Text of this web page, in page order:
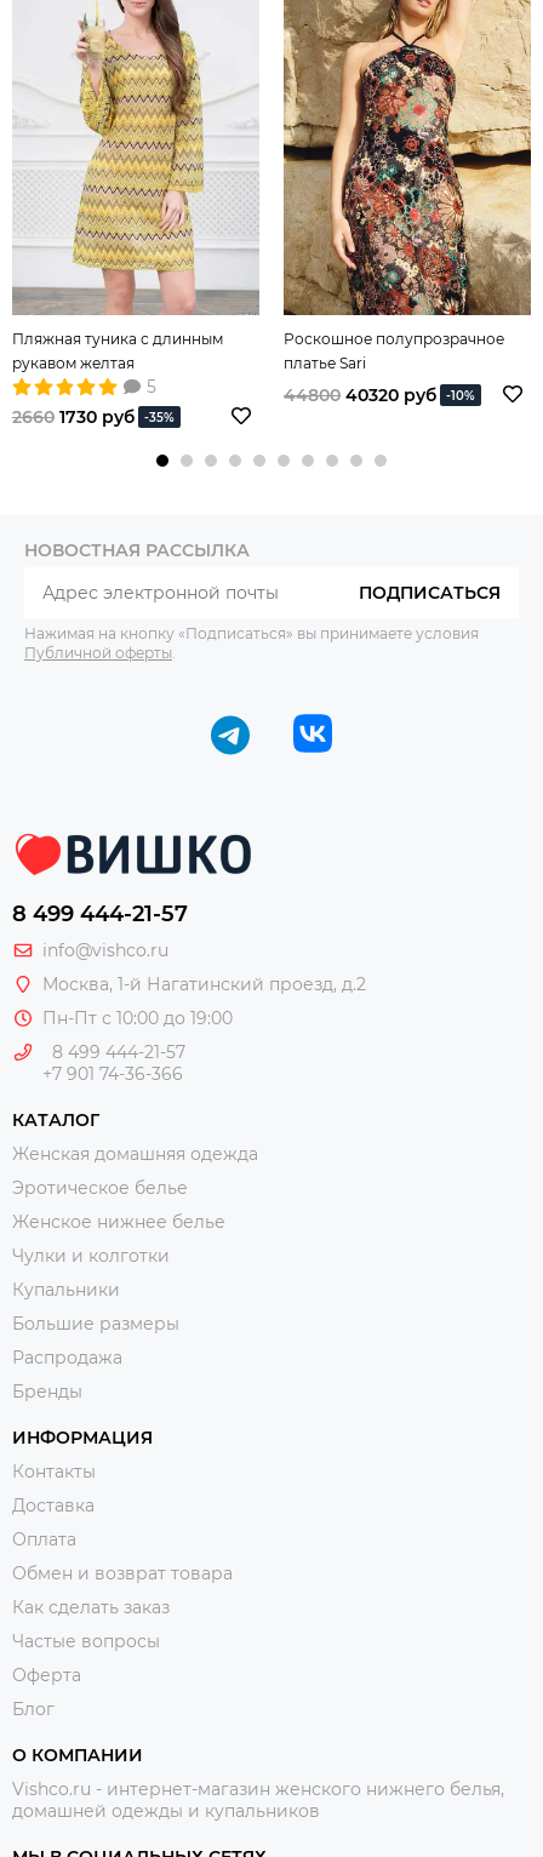
Пляжная туника с длинным
рукавом желтая
5
2660 1730 руб -35%
Роскошное полупрозрачное
платье Sari
44800 40320 руб -10%
НОВОСТНАЯ РАССЫЛКА
ПОДПИСАТЬСЯ
Нажимая на кнопку «Подписаться» вы принимаете условия
Публичной оферты
8 499 444-21-57
info@vishco.ru
Москва, 1-й Нагатинский проезд, д.2
Пн-Пт с 10:00 до 19:00
8 499 444-21-57
+7 901 74-36-366
КАТАЛОГ
Женская домашняя одежда
Эротическое белье
Женское нижнее белье
Чулки и колготки
Купальники
Большие размеры
Распродажа
Бренды
ИНФОРМАЦИЯ
Контакты
Доставка
Оплата
Обмен и возврат товара
Как сделать заказ
Частые вопросы
Оферта
Блог
О КОМПАНИИ
Vishco.ru - интернет-магазин женского нижнего белья,
домашней одежды и купальников